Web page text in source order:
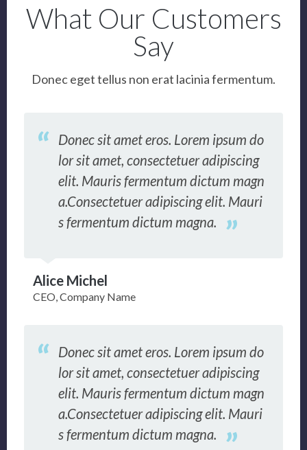
What Our Customers
Say
Donec eget tellus non erat lacinia fermentum.
Donec sit amet eros. Lorem ipsum do
lor sit amet, consectetuer adipiscing
elit. Mauris fermentum dictum magn
a.Consectetuer adipiscing elit. Mauri
s fermentum dictum magna.
Alice Michel
CEO, Company Name
Donec sit amet eros. Lorem ipsum do
lor sit amet, consectetuer adipiscing
elit. Mauris fermentum dictum magn
a.Consectetuer adipiscing elit. Mauri
s fermentum dictum magna.